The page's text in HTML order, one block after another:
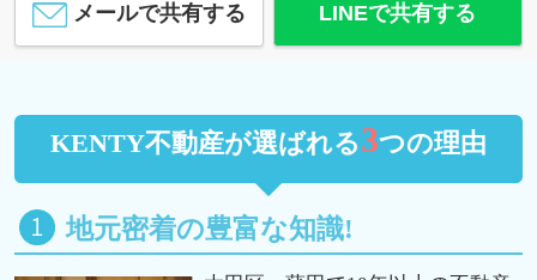
メールで共有する LINEで共有する
KENTY不動産が選ばれる3つの理由
地元密着の豊富な知識!